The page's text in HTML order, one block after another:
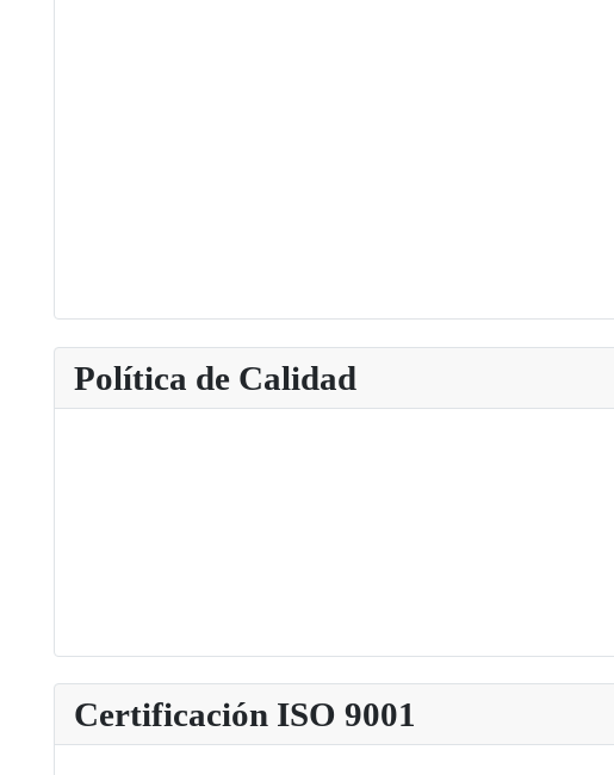
Política de Calidad
Certificación ISO 9001